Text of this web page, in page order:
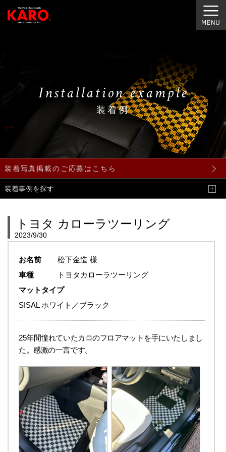
Installation example
装着例
装着写真掲載のご応募はこちら
装着事例を探す
トヨタ カローラツーリング
2023/9/30
お名前
松下金造 様
車種
トヨタカローラツーリング
マットタイプ
SISAL ホワイト／ブラック
25年間憧れていたカロのフロアマットを手にいたしまし
た。感激の一言です。